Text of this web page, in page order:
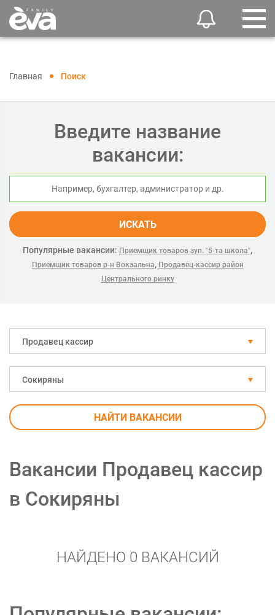
Главная Поиск
Введите название
вакансии:
ИСКАТЬ
Популярные вакансии: Приемщик товаров зуп. "5-та школа",
Приемщик товаров р-н Вокзальна, Продавец-кассир район
Центрального ринку
Продавец кассир
Сокиряны
НАЙТИ ВАКАНСИИ
Вакансии Продавец кассир
в Сокиряны
НАЙДЕНО 0 ВАКАНСИЙ